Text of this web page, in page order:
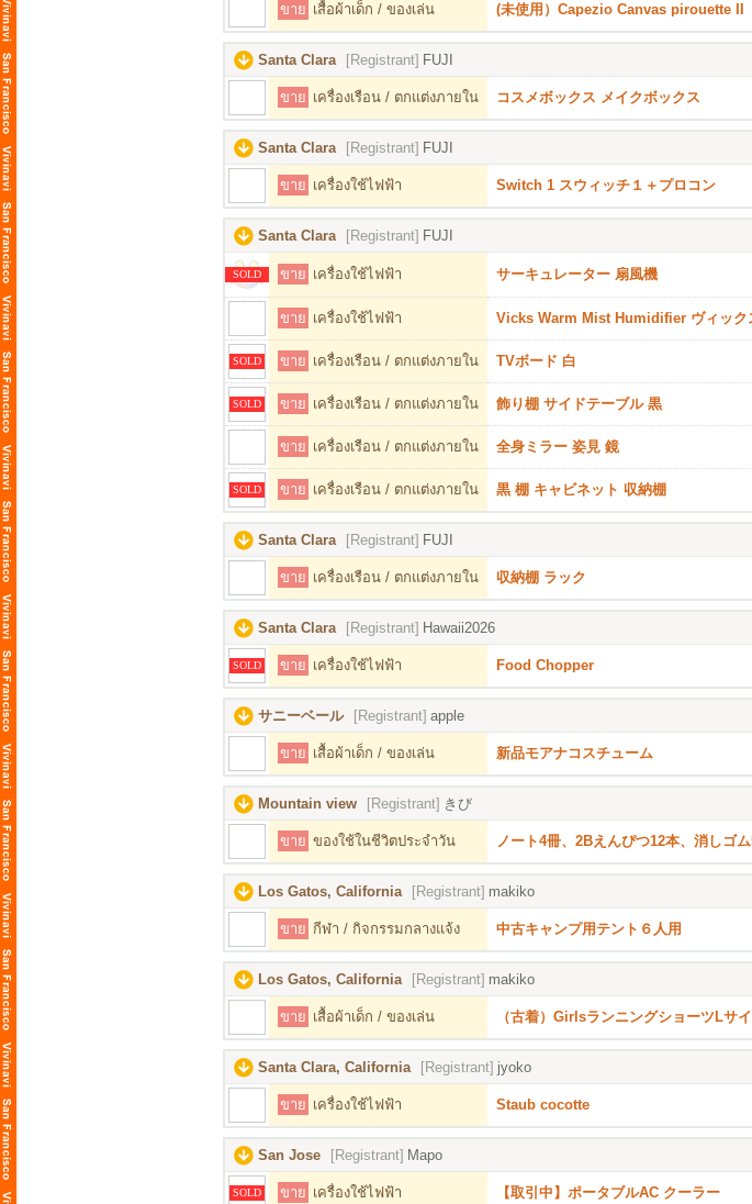
ขาย เสื้อผ้าเด็ก / ของเล่น (未使用）Capezio Canvas pirouette II
Santa Clara [Registrant] FUJI
ขาย เครื่องเรือน / ตกแต่งภายใน コスメボックス メイクボックス
Santa Clara [Registrant] FUJI
ขาย เครื่องใช้ไฟฟ้า Switch 1 スウィッチ１＋プロコン
Santa Clara [Registrant] FUJI
SOLD ขาย เครื่องใช้ไฟฟ้า サーキュレーター 扇風機
ขาย เครื่องใช้ไฟฟ้า Vicks Warm Mist Humidifier ヴィック
SOLD ขาย เครื่องเรือน / ตกแต่งภายใน TVボード 白
SOLD ขาย เครื่องเรือน / ตกแต่งภายใน 飾り棚 サイドテーブル 黒
ขาย เครื่องเรือน / ตกแต่งภายใน 全身ミラー 姿見 鏡
SOLD ขาย เครื่องเรือน / ตกแต่งภายใน 黒 棚 キャビネット 収納棚
Santa Clara [Registrant] FUJI
ขาย เครื่องเรือน / ตกแต่งภายใน 収納棚 ラック
Santa Clara [Registrant] Hawaii2026
SOLD ขาย เครื่องใช้ไฟฟ้า Food Chopper
サニーベール [Registrant] apple
ขาย เสื้อผ้าเด็ก / ของเล่น 新品モアナコスチューム
Mountain view [Registrant] きび
ขาย ของใช้ในชีวิตประจำวัน ノート4冊、2Bえんぴつ12本、消しゴ
Los Gatos, California [Registrant] makiko
ขาย กีฬา / กิจกรรมกลางแจ้ง 中古キャンプ用テント６人用
Los Gatos, California [Registrant] makiko
ขาย เสื้อผ้าเด็ก / ของเล่น （古着）GirlsランニングショーツLサ
Santa Clara, California [Registrant] jyoko
ขาย เครื่องใช้ไฟฟ้า Staub cocotte
San Jose [Registrant] Mapo
SOLD ขาย เครื่องใช้ไฟฟ้า 【取引中】ポータブルAC クーラー